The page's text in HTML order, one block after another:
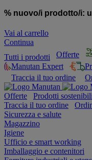
% nuovo/i prodotto/i:
Vai al carrello
Continua
Tutti i prodotti
Offerte
Manutan Expert
Traccia il tuo ordine
Offerte Prodotti sostenibili
Traccia il tuo ordine
Sicurezza e salute
Magazzino
Igiene
Ufficio e smart working
Imballaggio e contenitori